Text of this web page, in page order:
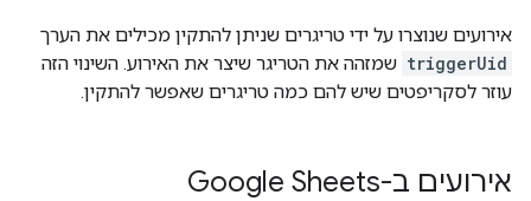
אירועים שנוצרו על ידי טריגרים שניתן להתקין מכילים את הערך
triggerUid שמזהה את הטריגר שיצר את האירוע. השינוי הזה
עוזר לסקריפטים שיש להם כמה טריגרים שאפשר להתקין.
אירועים ב-Google Sheets